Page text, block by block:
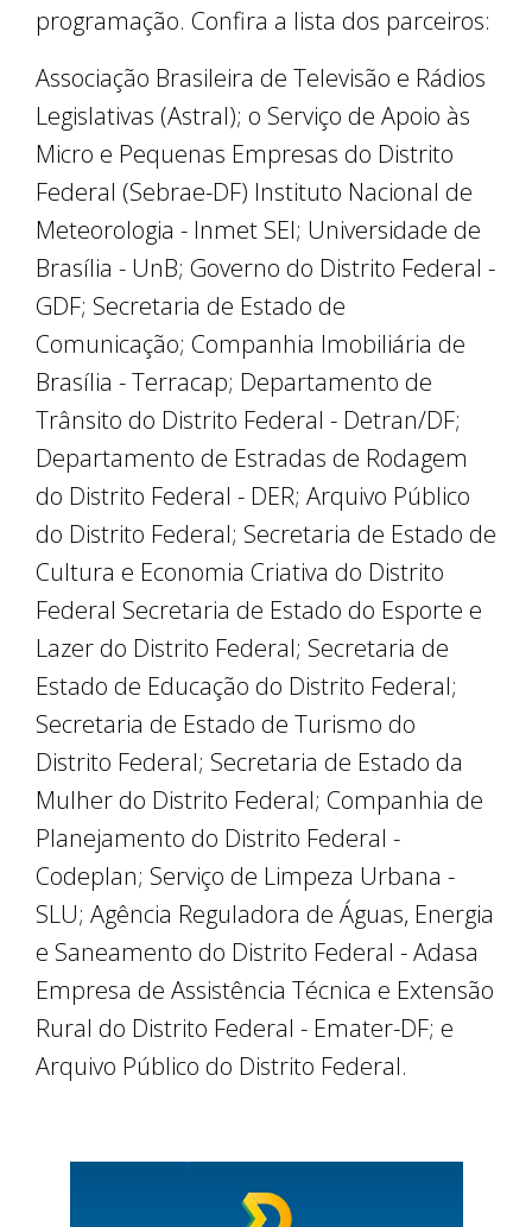
programação. Confira a lista dos parceiros:
Associação Brasileira de Televisão e Rádios
Legislativas (Astral); o Serviço de Apoio às
Micro e Pequenas Empresas do Distrito
Federal (Sebrae-DF) Instituto Nacional de
Meteorologia - Inmet SEI; Universidade de
Brasília - UnB; Governo do Distrito Federal -
GDF; Secretaria de Estado de
Comunicação; Companhia Imobiliária de
Brasília - Terracap; Departamento de
Trânsito do Distrito Federal - Detran/DF;
Departamento de Estradas de Rodagem
do Distrito Federal - DER; Arquivo Público
do Distrito Federal; Secretaria de Estado de
Cultura e Economia Criativa do Distrito
Federal Secretaria de Estado do Esporte e
Lazer do Distrito Federal; Secretaria de
Estado de Educação do Distrito Federal;
Secretaria de Estado de Turismo do
Distrito Federal; Secretaria de Estado da
Mulher do Distrito Federal; Companhia de
Planejamento do Distrito Federal -​
Codeplan; Serviço de Limpeza Urbana -
SLU; Agência Reguladora de Águas, Energia
e Saneamento do Distrito Federal - Adasa
Empresa de Assistência Técnica e Extensão
Rural do Distrito Federal - Emater-DF; e
Arquivo Público do Distrito Federal.